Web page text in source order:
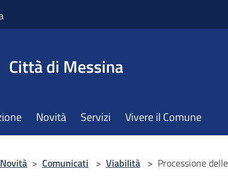
Città di Messina
Novità Servizi Vivere il Comune
Novità > Comunicati > Viabilità > Processione